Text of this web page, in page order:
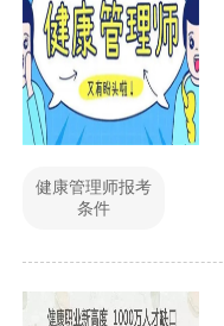
健康管理师报考
条件